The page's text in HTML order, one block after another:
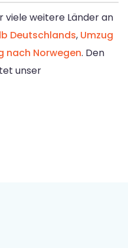
viele weitere Länder an
Deutschlands, Umzug
nach Norwegen. Den
unser